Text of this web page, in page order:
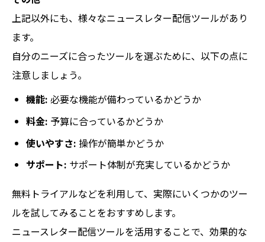
上記以外にも、様々なニュースレター配信ツールがあり
ます。
自分のニーズに合ったツールを選ぶために、以下の点に
注意しましょう。
機能: 必要な機能が備わっているかどうか
料金: 予算に合っているかどうか
使いやすさ: 操作が簡単かどうか
サポート: サポート体制が充実しているかどうか
無料トライアルなどを利用して、実際にいくつかのツー
ルを試してみることをおすすめします。
ニュースレター配信ツールを活用することで、効果的な